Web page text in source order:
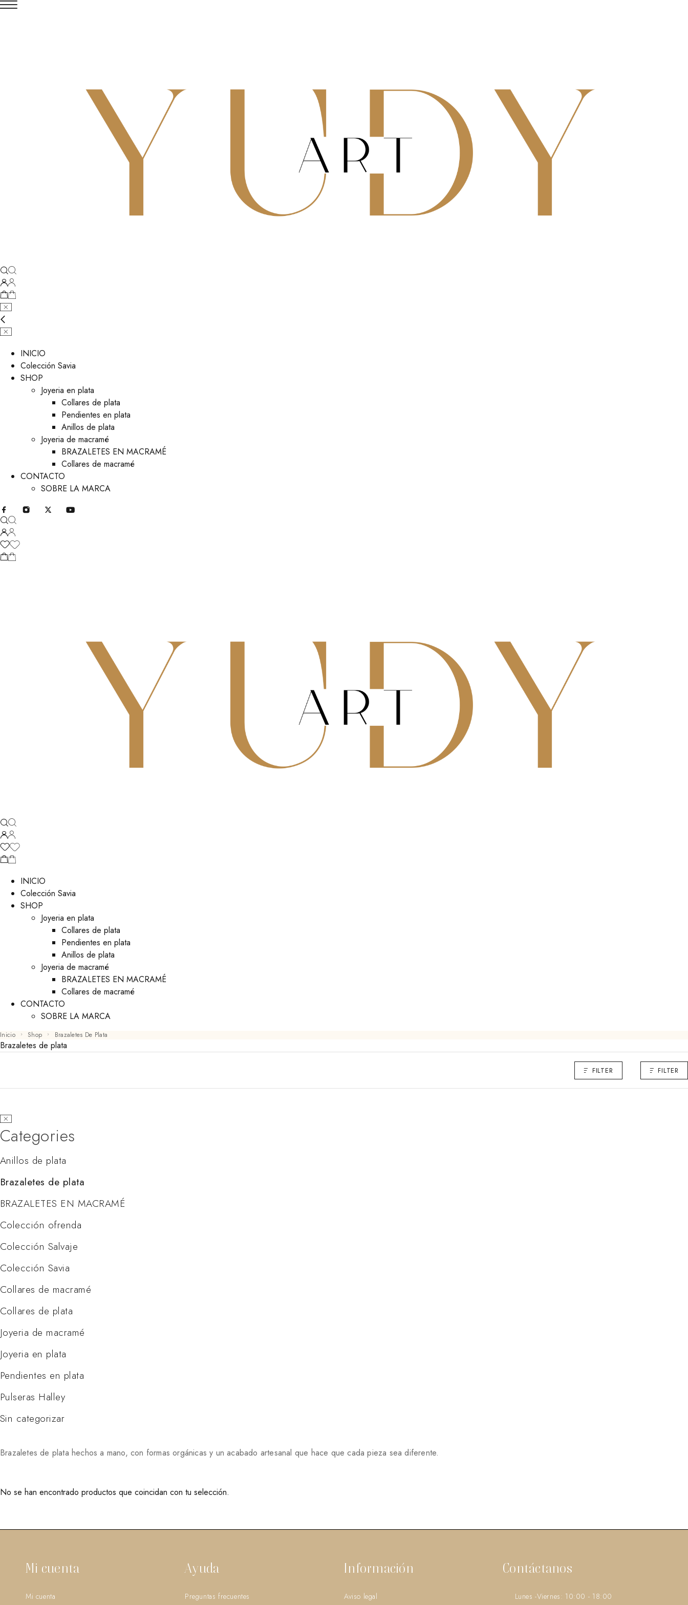
INICIO
Colección Savia
SHOP
Joyeria en plata
Collares de plata
Pendientes en plata
Anillos de plata
Joyeria de macramé
BRAZALETES EN MACRAMÉ
Collares de macramé
CONTACTO
SOBRE LA MARCA
INICIO
Colección Savia
SHOP
Joyeria en plata
Collares de plata
Pendientes en plata
Anillos de plata
Joyeria de macramé
BRAZALETES EN MACRAMÉ
Collares de macramé
CONTACTO
SOBRE LA MARCA
Inicio Shop Brazaletes De Plata
Brazaletes de plata
FILTER FILTER
Categories
Anillos de plata
Brazaletes de plata
BRAZALETES EN MACRAMÉ
Colección ofrenda
Colección Salvaje
Colección Savia
Collares de macramé
Collares de plata
Joyeria de macramé
Joyeria en plata
Pendientes en plata
Pulseras Halley
Sin categorizar
Brazaletes de plata hechos a mano, con formas orgánicas y un acabado artesanal que hace que cada pieza sea diferente.
No se han encontrado productos que coincidan con tu selección.
Mi cuenta
Mi cuenta
Ayuda
Preguntas frecuentes
Información
Aviso legal
Contáctanos
Lunes -Viernes: 10:00 - 18:00